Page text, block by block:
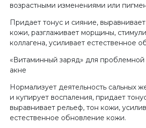
возрастными изменениями или
Придает тонус и сияние,
кожи, разглаживает морщины,
коллагена, усиливает естественное
«Витаминный заряд» для
акне
Нормализует деятельность сальных
и купирует воспаления, придает
выравнивает рельеф, тон кожи,
естественное обновление кожи.